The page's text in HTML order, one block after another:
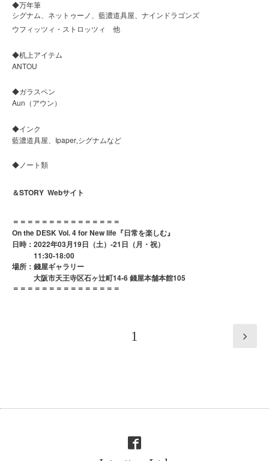
◆万年筆
シグナム、ネットゥーノ、藍濃道具屋、ナインドラゴンズ
ウフィッツィ・ストロッツィ 他
◆机上アイテム
ANTOU
◆ガラスペン
Aun （アウン）
◆インク
藍濃道具屋、 Ipaper,シグナムなど
◆ノート類
＆STORY Webサイト
＝＝＝＝＝＝＝＝＝＝＝＝＝＝＝
On the DESK Vol. 4 for New life 『日常を楽しむ』
日時： 2022年03月19日（土） -21 日（月・祝）
11:30-18:00
場所：錢屋ギャラリー
大阪市天王寺区石ヶ辻町14-6 錢屋本舗本館105
＝＝＝＝＝＝＝＝＝＝＝＝＝＝＝
1